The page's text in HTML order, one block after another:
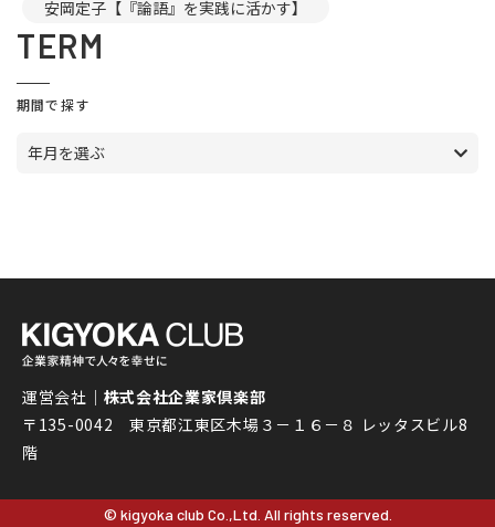
安岡定子【『論語』を実践に活かす】
TERM
期間で探す
年月を選ぶ
運営会社｜ 株式会社企業家倶楽部
〒135-0042 東京都江東区木場３－１６－８ レッタスビル8
階
© kigyoka club Co.,Ltd. All rights reserved.